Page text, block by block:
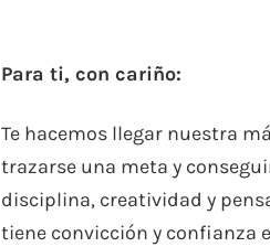
Para ti, con cariño:
Te hacemos llegar nuestra
trazarse una meta y
disciplina, creatividad y
tiene convicción y confianza